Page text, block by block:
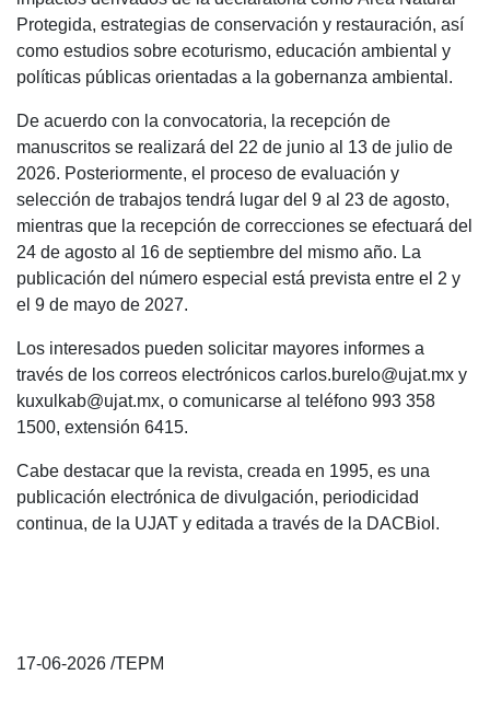
Protegida, estrategias de conservación y restauración, así
como estudios sobre ecoturismo, educación ambiental y
políticas públicas orientadas a la gobernanza ambiental.
De acuerdo con la convocatoria, la recepción de
manuscritos se realizará del 22 de junio al 13 de julio de
2026. Posteriormente, el proceso de evaluación y
selección de trabajos tendrá lugar del 9 al 23 de agosto,
mientras que la recepción de correcciones se efectuará del
24 de agosto al 16 de septiembre del mismo año. La
publicación del número especial está prevista entre el 2 y
el 9 de mayo de 2027.
Los interesados pueden solicitar mayores informes a
través de los correos electrónicos carlos.burelo@ujat.mx y
kuxulkab@ujat.mx, o comunicarse al teléfono 993 358
1500, extensión 6415.
Cabe destacar que la revista, creada en 1995, es una
publicación electrónica de divulgación, periodicidad
continua, de la UJAT y editada a través de la DACBiol.
17-06-2026 /TEPM